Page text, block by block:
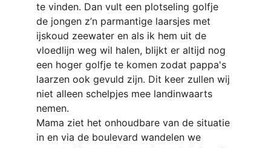
te vinden. Dan vult een plotseling golfje
de jongen z’n parmantige laarsjes met
ijskoud zeewater en als ik hem uit de
vloedlijn weg wil halen, blijkt er altijd nog
een hoger golfje te komen zodat pappa's
laarzen ook gevuld zijn. Dit keer zullen wij
niet alleen schelpjes mee landinwaarts
nemen.
Mama ziet het onhoudbare van de situatie
in en via de boulevard wandelen we